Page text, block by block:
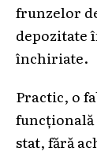
frunzelor
depozitate
închiriate.
Practic, o
stat, fără